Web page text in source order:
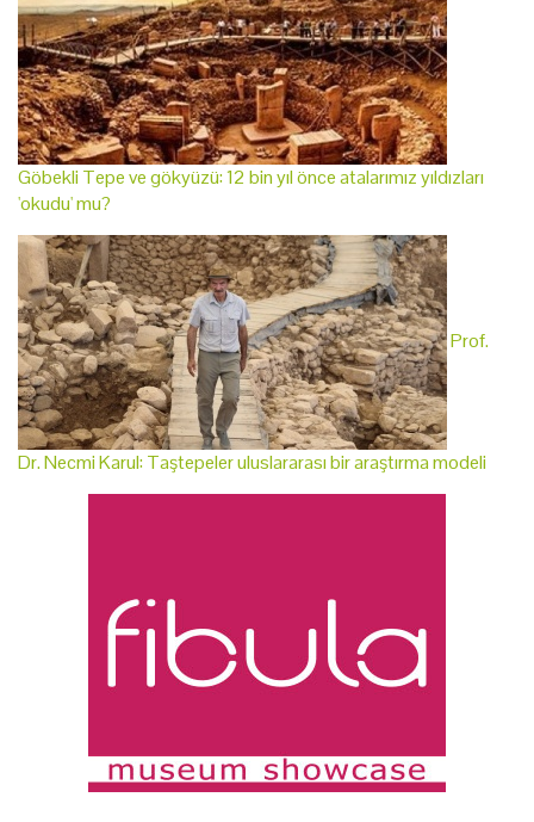
Göbekli Tepe ve gökyüzü: 12 bin yıl önce atalarımız yıldızları
'okudu' mu?
Prof.
Dr. Necmi Karul: Taştepeler uluslararası bir araştırma modeli